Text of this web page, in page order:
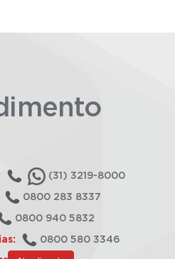
(31) 3219-8000
0800 283 8337
0800 940 5832
0800 580 3346